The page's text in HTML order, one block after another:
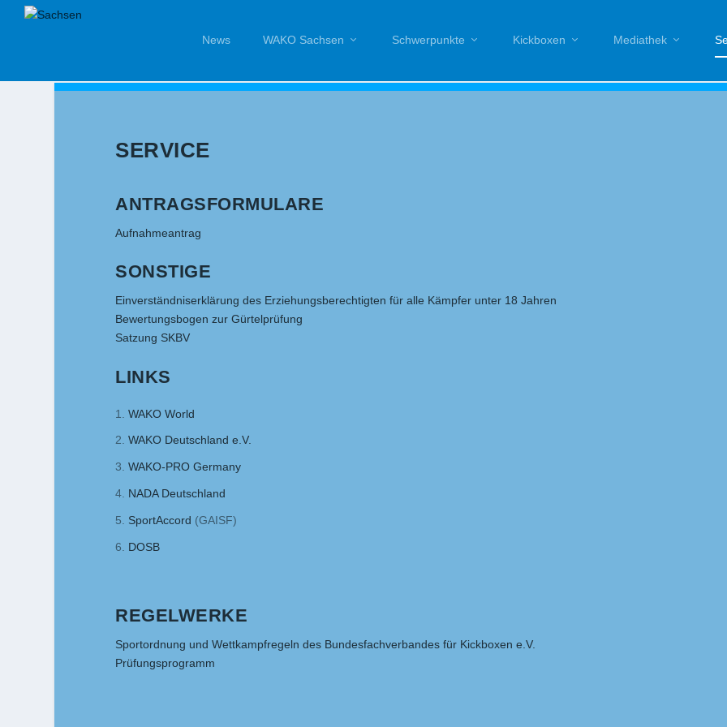
News WAKO Sachsen Schwerpunkte Kickboxen Mediathek
SERVICE
ANTRAGSFORMULARE
Aufnahmeantrag
SONSTIGE
Einverständniserklärung des Erziehungsberechtigten für alle Kämpfer unter 18 Jahren
Bewertungsbogen zur Gürtelprüfung
Satzung SKBV
LINKS
WAKO World
WAKO Deutschland e.V.
WAKO-PRO Germany
NADA Deutschland
SportAccord (GAISF)
DOSB
REGELWERKE
Sportordnung und Wettkampfregeln des Bundesfachverbandes für Kickboxen e.V.
Prüfungsprogramm